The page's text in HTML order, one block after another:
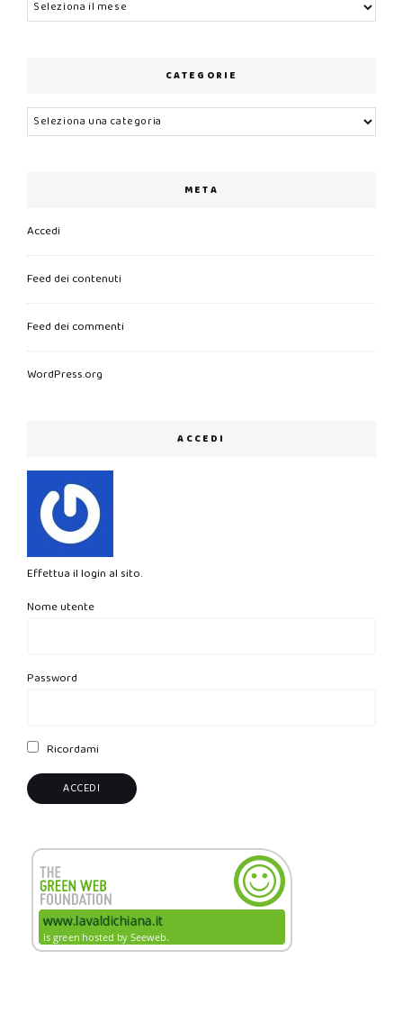
CATEGORIE
Categorie
META
Accedi
Feed dei contenuti
Feed dei commenti
WordPress.org
ACCEDI
Effettua il login al sito.
Nome utente
Password
Ricordami